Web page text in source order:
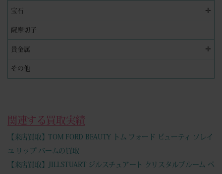
宝石 ✛
薩摩切子
貴金属 ✛
その他
関連する買取実績
【来店買取】TOM FORD BEAUTY トム フォード ビューティ ソレイ
ユ リップ バームの買取
【来店買取】JILLSTUART ジルスチュアート クリスタルブルーム ペ